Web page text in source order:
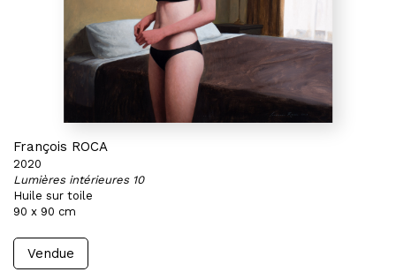
François ROCA
2020
Lumières intérieures 10
Huile sur toile
90 x 90 cm
Vendue